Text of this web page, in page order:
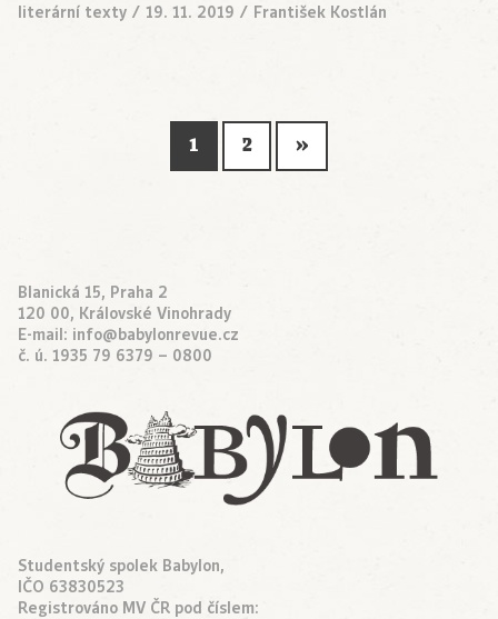
literární texty / 19. 11. 2019 / František Kostlán
1 2 »
Blanická 15, Praha 2
120 00, Královské Vinohrady
E-mail: info@babylonrevue.cz
č. ú. 1935 79 6379 – 0800
Studentský spolek Babylon,
IČO 63830523
Registrováno MV ČR pod číslem: